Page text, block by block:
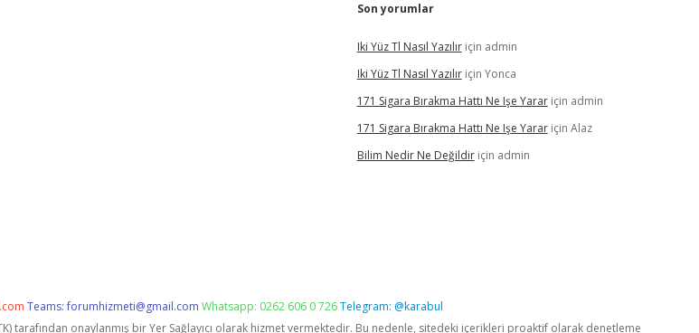
Son yorumlar
Iki Yüz Tl Nasıl Yazılıriçin admin
Iki Yüz Tl Nasıl Yazılıriçin Yonca
171 Sigara Bırakma Hattı Ne Işe Yarariçin admin
171 Sigara Bırakma Hattı Ne Işe Yarariçin Alaz
Bilim Nedir Ne Değildiriçin admin
Teams:forumhizmeti@gmail.com Whatsapp: 0262 606 0 726Telegram: @karabul
tarafından onaylanmış bir Yer Sağlayıcı olarak hizmet vermektedir. Bu nedenle, sitedeki içerikleri proaktif olarak denetleme